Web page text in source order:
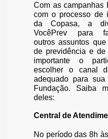
Com as campanhas
com o processo de
da Copasa, a
VocêPrev para
outros assuntos
de previdência e
importante o
escolher o canal
adequado para
Fundação. Saiba
deles:
Central de
No período das 8h